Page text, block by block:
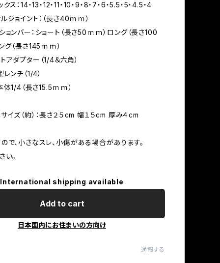
ス：14・13・12・11・10・9・8・7・6・5.5・5・4.5・4
ョイント：（長さ40ｍｍ）
ンバー：ショート（長さ50ｍｍ）ロング（長さ100
グ（長さ145ｍｍ）
ダプター（1/4＆六角）
ンチ（1/4）
1/4（長さ15.5ｍｍ）
ズ（約）：長さ２５cm 幅１５cm 厚み４cm
で、小さなスレ、小傷がある場合があります。
。
International shipping available
Add to cart
日本国内にお住まいの方向け
通報する